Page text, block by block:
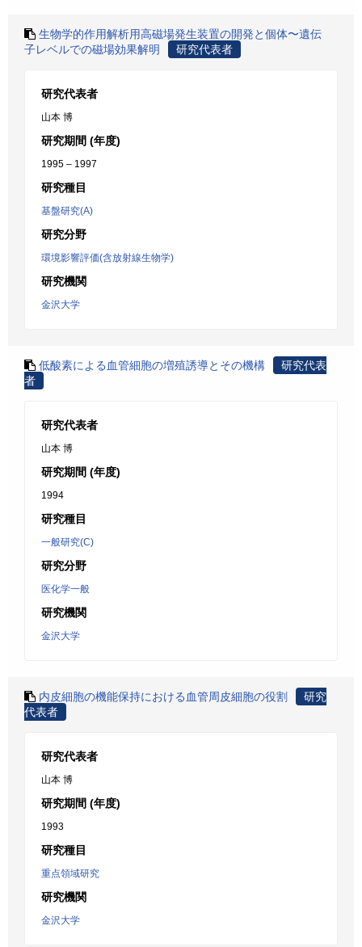
生物学的作用解析用高磁場発生装置の開発と個体〜遺伝
子レベルでの磁場効果解明
研究代表者
研究代表者
山本 博
研究期間 (年度)
1995 – 1997
研究種目
基盤研究(A)
研究分野
環境影響評価(含放射線生物学)
研究機関
金沢大学
低酸素による血管細胞の増殖誘導とその機構
研究代表
者
研究代表者
山本 博
研究期間 (年度)
1994
研究種目
一般研究(C)
研究分野
医化学一般
研究機関
金沢大学
内皮細胞の機能保持における血管周皮細胞の役割
研究
代表者
研究代表者
山本 博
研究期間 (年度)
1993
研究種目
重点領域研究
研究機関
金沢大学